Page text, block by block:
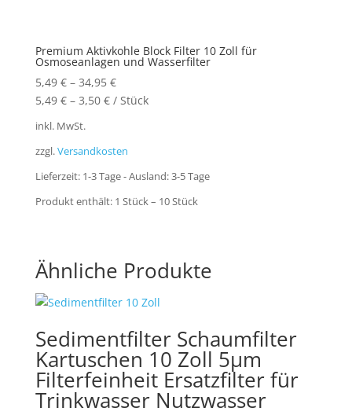
Premium Aktivkohle Block Filter 10 Zoll für
Osmoseanlagen und Wasserfilter
5,49 €– 34,95 €
5,49 €– 3,50 €/ Stück
inkl. MwSt.
zzgl.Versandkosten
Lieferzeit: 1-3 Tage - Ausland: 3-5 Tage
Produkt enthält: 1 Stück– 10Stück
Ähnliche Produkte
Sedimentfilter Schaumfilter
Kartuschen 10 Zoll 5µm
Filterfeinheit Ersatzfilter für
Trinkwasser Nutzwasser